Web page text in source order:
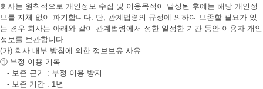
회사는 원칙적으로 개인정보 수집 및 이용목적이 달성된 후에는 해당 개인정
보를 지체 없이 파기합니다. 단, 관계법령의 규정에 의하여 보존할 필요가 있
는 경우 회사는 아래와 같이 관계법령에서 정한 일정한 기간 동안 이용자 개인
정보를 보관합니다.
(가) 회사 내부 방침에 의한 정보보유 사유
① 부정 이용 기록
- 보존 근거 : 부정 이용 방지
- 보존 기간 : 1년